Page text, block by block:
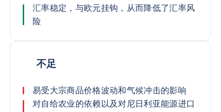
汇率稳定，与欧元挂钩，从而降低了汇率风
险
不足
易受大宗商品价格波动和气候冲击的影响
对自给农业的依赖以及对尼日利亚能源进口